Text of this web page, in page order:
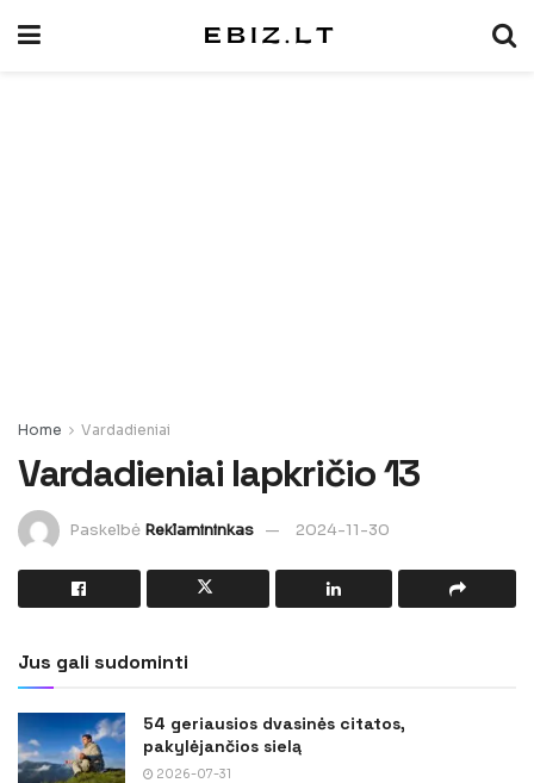
Home Vardadieniai
Vardadieniai lapkričio 13
Paskelbė Reklamininkas 2024-11-30
Jus gali sudominti
54 geriausios dvasinės citatos,
pakylėjančios sielą
2026-07-31